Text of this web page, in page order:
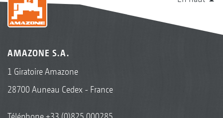
AMAZONE S.A.
1 Giratoire Amazone
28700 Auneau Cedex - France